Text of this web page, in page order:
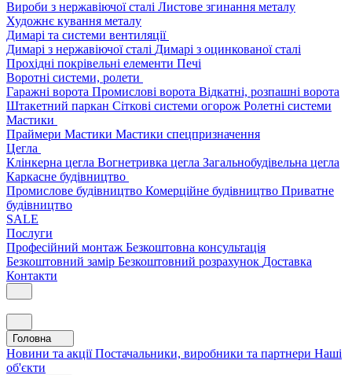
Вироби з нержавіючої сталі Листове згинання металу
Художнє кування металу
Димарі та системи вентиляції
Димарі з нержавіючої сталі Димарі з оцинкованої сталі
Прохідні покрівельні елементи Печі
Воротні системи, ролети
Гаражні ворота Промислові ворота Відкатні, розпашні ворота
Штакетний паркан Сіткові системи огорож Ролетні системи
Мастики
Праймери Мастики Мастики спецпризначення
Цегла
Клінкерна цегла Вогнетривка цегла Загальнобудівельна цегла
Каркасне будівництво
Промислове будівництво Комерційне будівництво Приватне
будівництво
SALE
Послуги
Професійний монтаж Безкоштовна консультація
Безкоштовний замір Безкоштовний розрахунок Доставка
Контакти
Головна
Новини та акціїПостачальники, виробники та партнери Наші
об'єкти